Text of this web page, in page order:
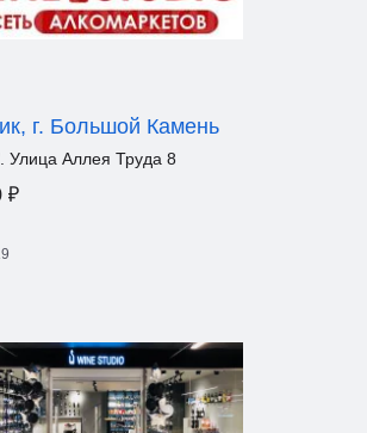
г. Большой Камень
Аллея Труда 8
₽